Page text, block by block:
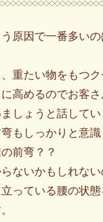
原因で一番多い
重たい物をもつ
高めるのでお客さ
しょうと話して
もしっかりと意識
前弯？？
ないかもしれな
っている腰の状